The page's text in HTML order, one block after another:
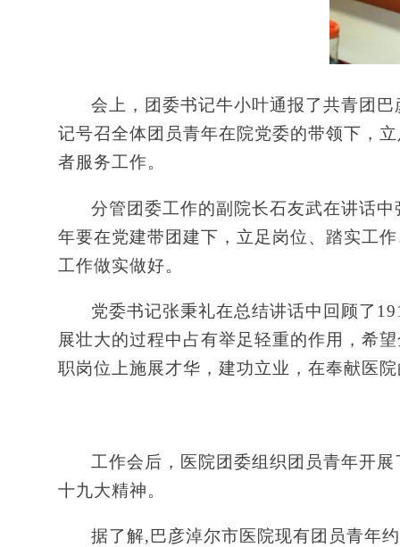
会上，团委书记牛小叶通报了共青团
记号召全体团员青年在院党委的带领下，
者服务工作。
分管团委工作的副院长石友武在讲话
年要在党建带团建下，立足岗位、踏实工
工作做实做好。
党委书记张秉礼在总结讲话中回顾了
展壮大的过程中占有举足轻重的作用，希
职岗位上施展才华，建功立业，在奉献医
工作会后，医院团委组织团员青年开
十九大精神。
据了解,巴彦淖尔市医院现有团员青年